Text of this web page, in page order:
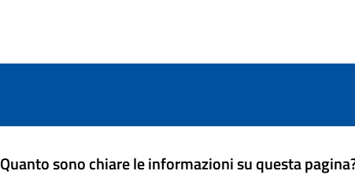
Quanto sono chiare le informazioni su questa